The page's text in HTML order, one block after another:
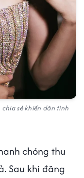
sẻ khiến dân tình
chóng thu
Sau khi đăng